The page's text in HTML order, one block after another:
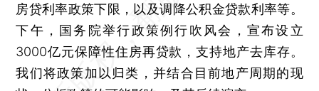
房贷利率政策下限，以及调降公积金贷款利率等。
下午，国务院举行政策例行吹风会，宣布设立
3000亿元保障性住房再贷款，支持地产去库存。
我们将政策加以归类，并结合目前地产周期的现